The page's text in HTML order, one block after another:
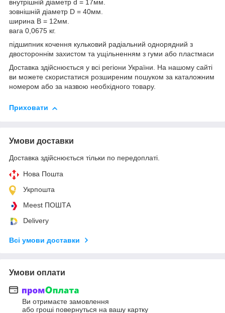
внутрішній діаметр d = 17мм.
зовнішній діаметр D = 40мм.
ширина B = 12мм.
вага 0,0675 кг.
підшипник кочення кульковий радіальний однорядний з
двостороннім захистом та ущільненням з гуми або пластмаси
Доставка здійснюється у всі регіони України. На нашому сайті
ви можете скористатися розширеним пошуком за каталожним
номером або за назвою необхідного товару.
Приховати
Умови доставки
Доставка здійснюється тільки по передоплаті.
Нова Пошта
Укрпошта
Meest ПОШТА
Delivery
Всі умови доставки
Умови оплати
Ви отримаєте замовлення
або гроші повернуться на вашу картку